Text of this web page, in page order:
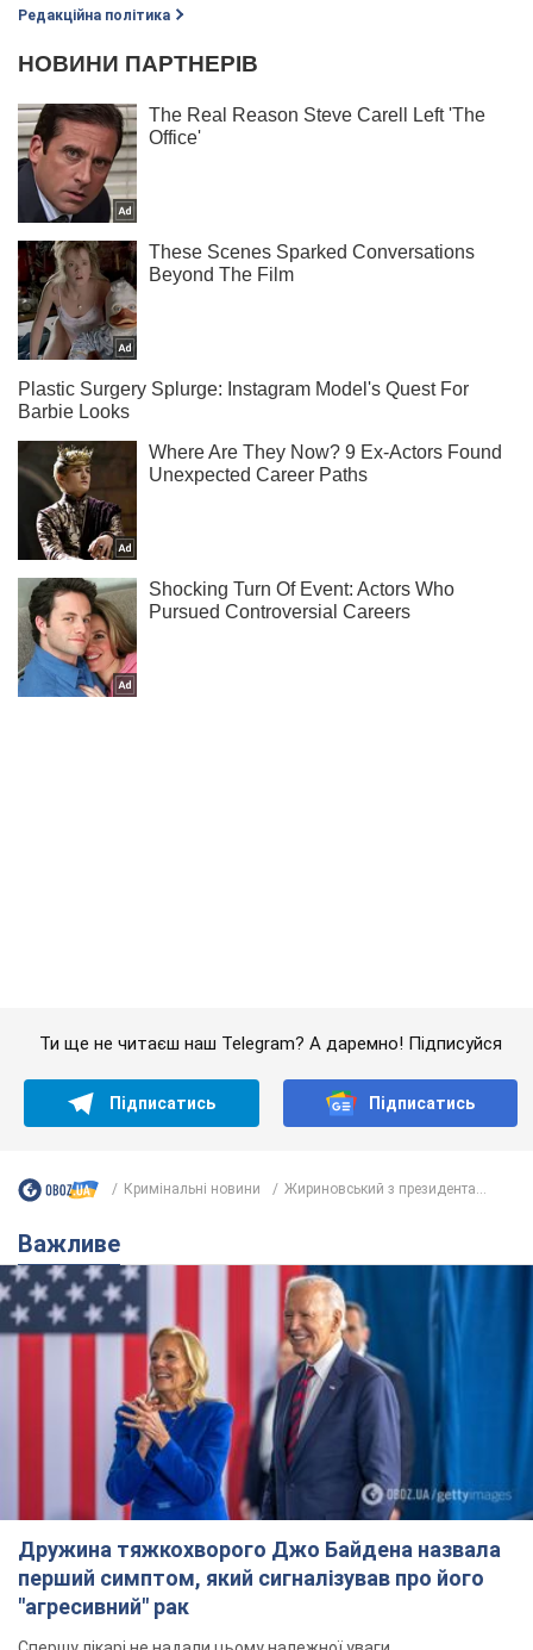
Редакційна політика
Дружина тяжкохворого Джо Байдена назвала
перший симптом, який сигналізував про його
"агресивний" рак
Спершу лікарі не надали цьому належної уваги
11,1 т.
Її вбила Росія: померла 13-річна
дівчинка, поранена внаслідок
російської атаки на Сумщину. Фото
Того дня під час російського обстрілу загинули
її брат, вітчим та бабуся
8 годин тому 9,3 т.